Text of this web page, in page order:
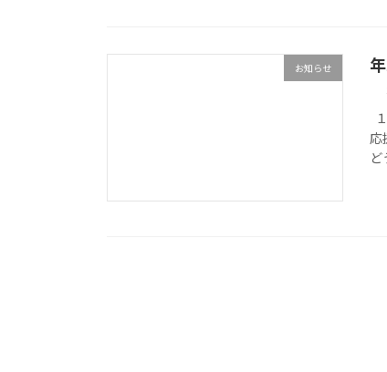
お知らせ
応